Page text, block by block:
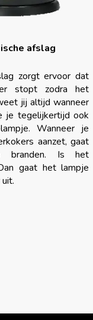
afslag
zorgt ervoor dat
stopt zodra het
jij altijd wanneer
je tegelijkertijd ook
Wanneer je
aanzet, gaat
branden. Is het
gaat het lampje